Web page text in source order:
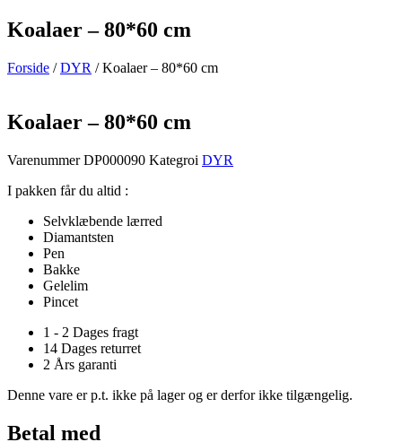
Koalaer – 80*60 cm
Forside /DYR / Koalaer – 80*60 cm
Koalaer – 80*60 cm
VarenummerDP000090 Kategroi DYR
I pakken får du altid :
Selvklæbende lærred
Diamantsten
Pen
Bakke
Gelelim
Pincet
1 - 2 Dages fragt
14 Dages returret
2 Års garanti
Denne vare er p.t. ikke på lager og er derfor ikke tilgængelig.
Betal med